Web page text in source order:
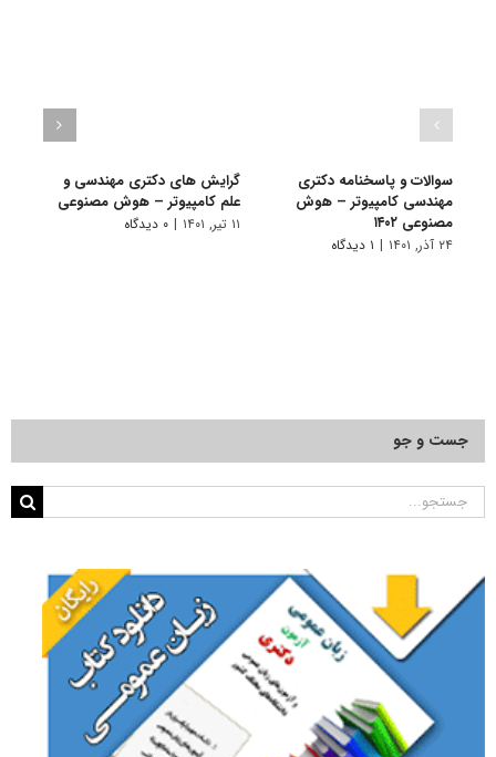
سوالات و پاسخنامه دکتری
مهندسی کامپیوتر – هوش
مصنوعی ۱۴۰۲
۲۴ آذر, ۱۴۰۱ | ۱ دیدگاه
گرایش های دکتری مهندسی و
علم کامپیوتر – هوش مصنوعی
۱۱ تیر, ۱۴۰۱ | ۰ دیدگاه
جست و جو
جستجو